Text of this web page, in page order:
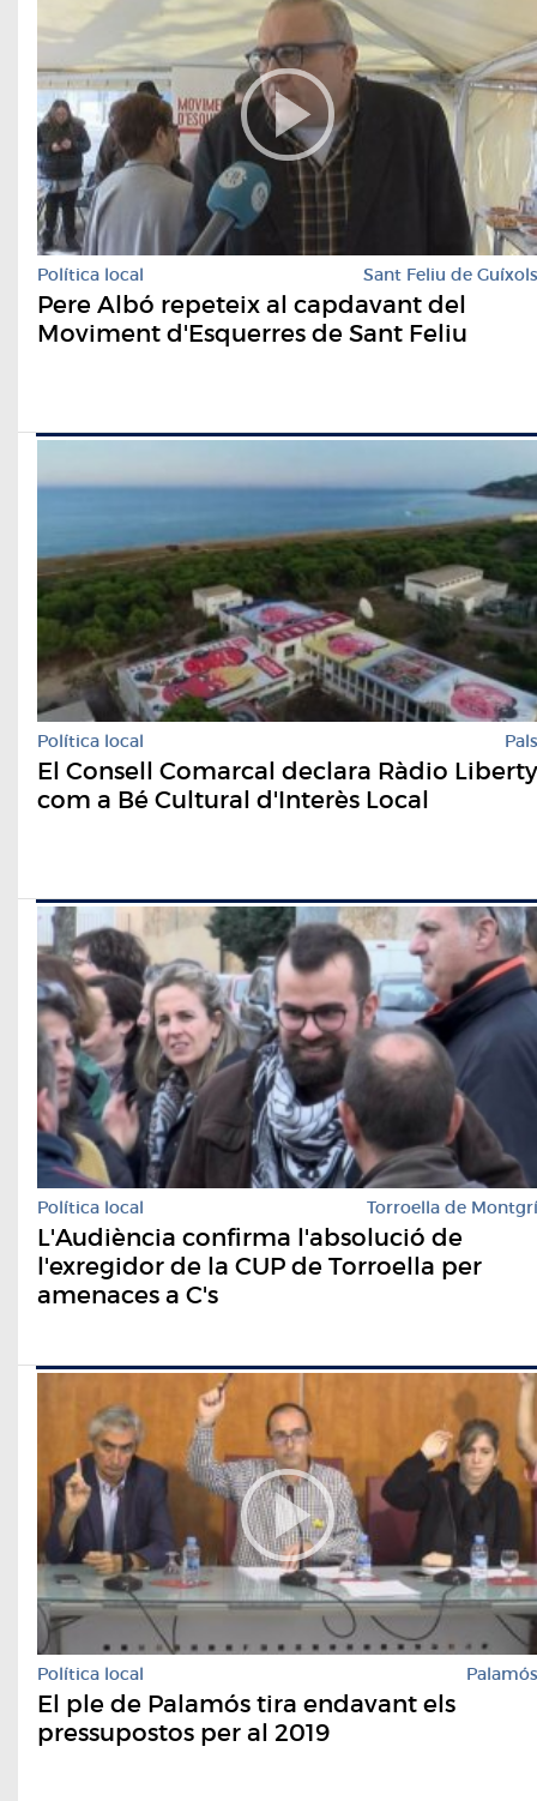
Política local Sant Feliu de Guíxols
Pere Albó repeteix al capdavant del
Moviment d'Esquerres de Sant Feliu
Política local Pals
El Consell Comarcal declara Ràdio Liberty
com a Bé Cultural d'Interès Local
Política local Torroella de Montgrí
L'Audiència confirma l'absolució de
l'exregidor de la CUP de Torroella per
amenaces a C's
Política local Palamós
El ple de Palamós tira endavant els
pressupostos per al 2019